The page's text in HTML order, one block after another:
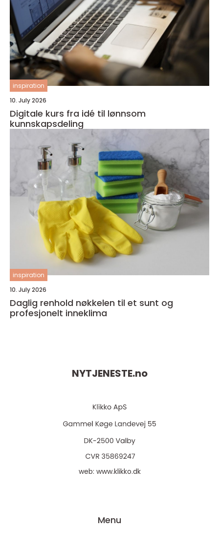
inspiration
10. July 2026
Digitale kurs fra idé til lønnsom
kunnskapsdeling
inspiration
10. July 2026
Daglig renhold nøkkelen til et sunt og
profesjonelt inneklima
NYTJENESTE.no
web: www.klikko.dk
Menu